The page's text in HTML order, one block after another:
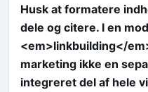
Husk at formatere
dele og citere. I en
<em>linkbuilding</
marketing ikke en
integreret del af hele